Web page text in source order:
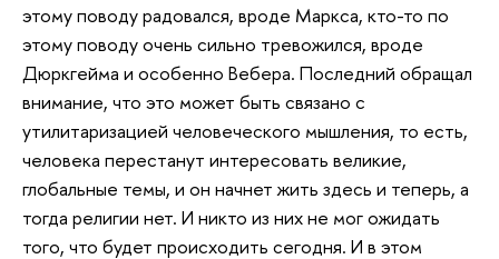
этому поводу радовался, вроде Маркса, кто-то по
этому поводу очень сильно тревожился, вроде
Дюркгейма и особенно Вебера. Последний обращал
внимание, что это может быть связано с
утилитаризацией человеческого мышления, то есть,
человека перестанут интересовать великие,
глобальные темы, и он начнет жить здесь и теперь, а
тогда религии нет. И никто из них не мог ожидать
того, что будет происходить сегодня. И в этом